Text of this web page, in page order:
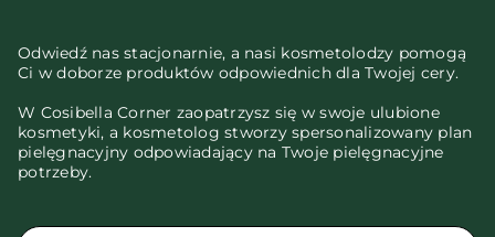
Odwiedź nas stacjonarnie, a nasi kosmetolodzy pomogą
Ci w doborze produktów odpowiednich dla Twojej cery.
W Cosibella Corner zaopatrzysz się w swoje ulubione
kosmetyki, a kosmetolog stworzy spersonalizowany plan
pielęgnacyjny odpowiadający na Twoje pielęgnacyjne
potrzeby.